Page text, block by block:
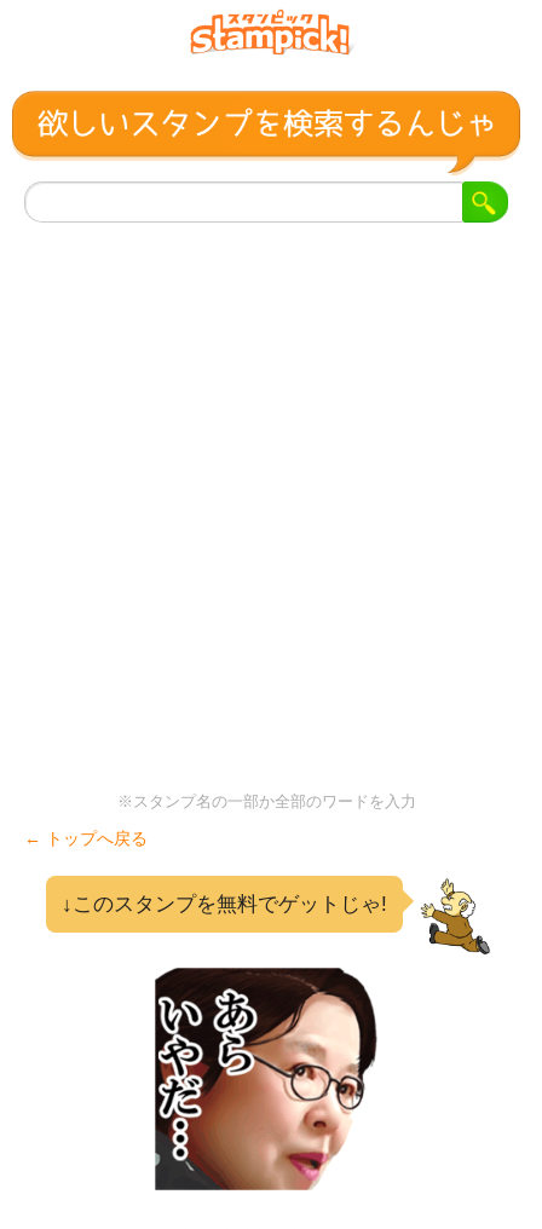
※スタンプ名の一部か全部のワードを入力
← トップへ戻る
↓このスタンプを無料でゲットじゃ!